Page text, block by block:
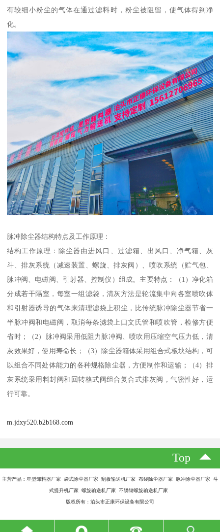
有较细小粉尘的气体在通过滤料时，粉尘被阻留，使气体得到净
化。
脉冲除尘器结构特点及工作原理：
结构工作原理：除尘器由进风口、过滤箱、出风口、净气箱、灰
斗、排灰系统（减速装置、螺旋、排灰阀）、喷吹系统（贮气包、
脉冲阀、电磁阀、引射器、控制仪）组成。主要特点：（1）净化箱
分成若干隔室，每室一组滤袋，清灰方法是轮流集中向各室喷吹体
和引射器诱导的气体来清理滤袋上积尘，比传统脉冲除尘器节省一
半脉冲阀和电磁阀，取消每条滤袋上口文氏管和喷吹管，检修方便
省时；（2）脉冲阀采用低阻力脉冲阀、喷吹用压缩空气压力低，清
灰效果好，使用寿命长；（3）除尘器箱体采用组合式板块结构，可
以组合不同处体能力的各种规格除尘器，方便制作和运输；（4）排
灰系统采用料封阀和回转格式阀组合复合式排灰阀，气密性好，运
行可靠。
m.jdxy520.b2b168.com
Top
主营产品：星型卸料器厂家 袋式除尘器厂家 刮板输送机厂家 布袋除尘器厂家 脉冲除尘器厂家 斗
式提升机厂家 螺旋输送机厂家 不锈钢螺旋输送机厂家
版权所有：泊头市正康环保设备有限公司